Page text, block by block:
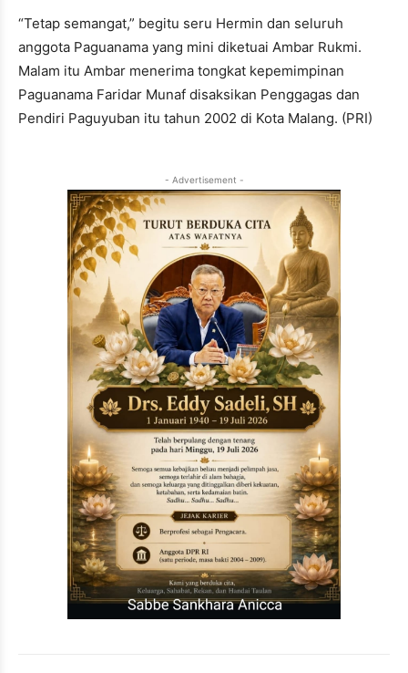
“Tetap semangat,” begitu seru Hermin dan seluruh
anggota Paguanama yang mini diketuai Ambar Rukmi.
Malam itu Ambar menerima tongkat kepemimpinan
Paguanama Faridar Munaf disaksikan Penggagas dan
Pendiri Paguyuban itu tahun 2002 di Kota Malang. (PRI)
- Advertisement -